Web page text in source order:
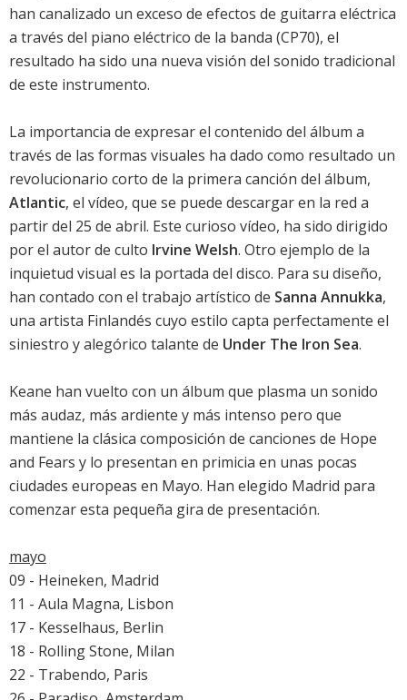
han canalizado un exceso de efectos de guitarra eléctrica
a través del piano eléctrico de la banda (CP70), el
resultado ha sido una nueva visión del sonido tradicional
de este instrumento.
La importancia de expresar el contenido del álbum a
través de las formas visuales ha dado como resultado un
revolucionario corto de la primera canción del álbum,
Atlantic, el vídeo, que se puede descargar en la red a
partir del 25 de abril. Este curioso vídeo, ha sido dirigido
por el autor de culto Irvine Welsh. Otro ejemplo de la
inquietud visual es la portada del disco. Para su diseño,
han contado con el trabajo artístico de Sanna Annukka,
una artista Finlandés cuyo estilo capta perfectamente el
siniestro y alegórico talante de Under The Iron Sea.
Keane han vuelto con un álbum que plasma un sonido
más audaz, más ardiente y más intenso pero que
mantiene la clásica composición de canciones de Hope
and Fears y lo presentan en primicia en unas pocas
ciudades europeas en Mayo. Han elegido Madrid para
comenzar esta pequeña gira de presentación.
mayo
09 - Heineken, Madrid
11 - Aula Magna, Lisbon
17 - Kesselhaus, Berlin
18 - Rolling Stone, Milan
22 - Trabendo, Paris